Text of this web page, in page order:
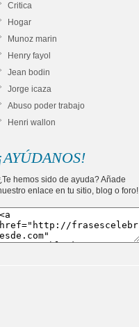
Critica
Hogar
Munoz marin
Henry fayol
Jean bodin
Jorge icaza
Abuso poder trabajo
Henri wallon
hemos sido de ayuda? Añade
enlace en tu sitio, blog o foro!